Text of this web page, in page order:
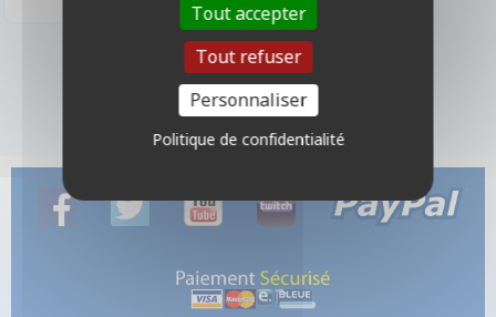
1 produits
Tout accepter
Tout refuser
Personnaliser
Politique de confidentialité